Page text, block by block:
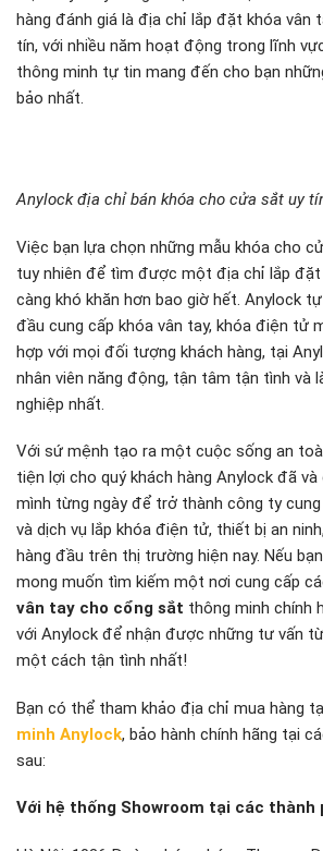
hàng đánh giá là địa chỉ lắp đặt khóa vân
tín, với nhiều năm hoạt động trong lĩnh
thông minh tự tin mang đến cho bạn
bảo nhất.
Anylock địa chỉ bán khóa cho cửa sắt uy
Việc bạn lựa chọn những mẫu khóa cho
tuy nhiên để tìm được một địa chỉ lắp đặt
càng khó khăn hơn bao giờ hết. Anylock
đầu cung cấp khóa vân tay, khóa điện tử
hợp với mọi đối tượng khách hàng, tại
nhân viên năng động, tận tâm tận tình và
nghiệp nhất.
Với sứ mệnh tạo ra một cuộc sống an
tiện lợi cho quý khách hàng Anylock đã
mình từng ngày để trở thành công ty
và dịch vụ lắp khóa điện tử, thiết bị an
hàng đầu trên thị trường hiện nay. Nếu
mong muốn tìm kiếm một nơi cung cấp
vân tay cho cổng sắt thông minh chính
với Anylock để nhận được những tư vấn
một cách tận tình nhất!
Bạn có thể tham khảo địa chỉ mua hàng
minh Anylock, bảo hành chính hãng tại
sau:
Với hệ thống Showroom tại các thành